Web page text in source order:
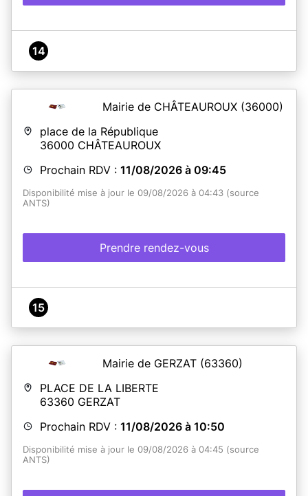
14
Mairie de CHÂTEAUROUX (36000)
place de la République
36000 CHÂTEAUROUX
Prochain RDV : 11/08/2026 à 09:45
Disponibilité mise à jour le 09/08/2026 à 04:43 (source
ANTS)
Prendre rendez-vous
15
Mairie de GERZAT (63360)
PLACE DE LA LIBERTE
63360 GERZAT
Prochain RDV : 11/08/2026 à 10:50
Disponibilité mise à jour le 09/08/2026 à 04:45 (source
ANTS)